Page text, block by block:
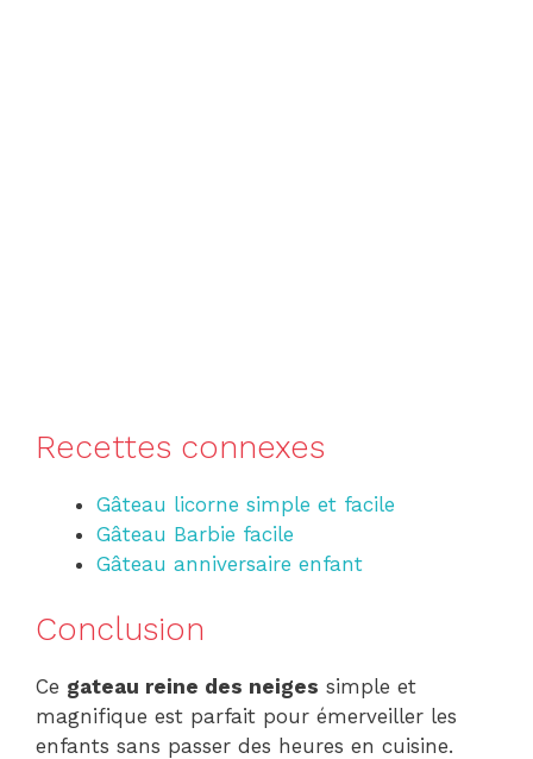
Recettes connexes
Gâteau licorne simple et facile
Gâteau Barbie facile
Gâteau anniversaire enfant
Conclusion
Ce gateau reine des neiges simple et
magnifique est parfait pour émerveiller les
enfants sans passer des heures en cuisine.